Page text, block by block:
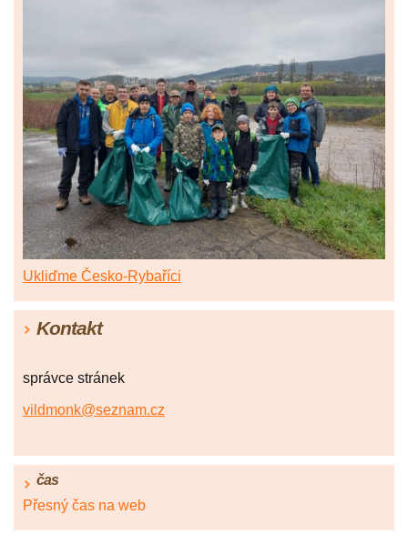
Ukliďme Česko-Rybaříci
Kontakt
správce stránek
vildmonk@seznam.cz
čas
Přesný čas na web